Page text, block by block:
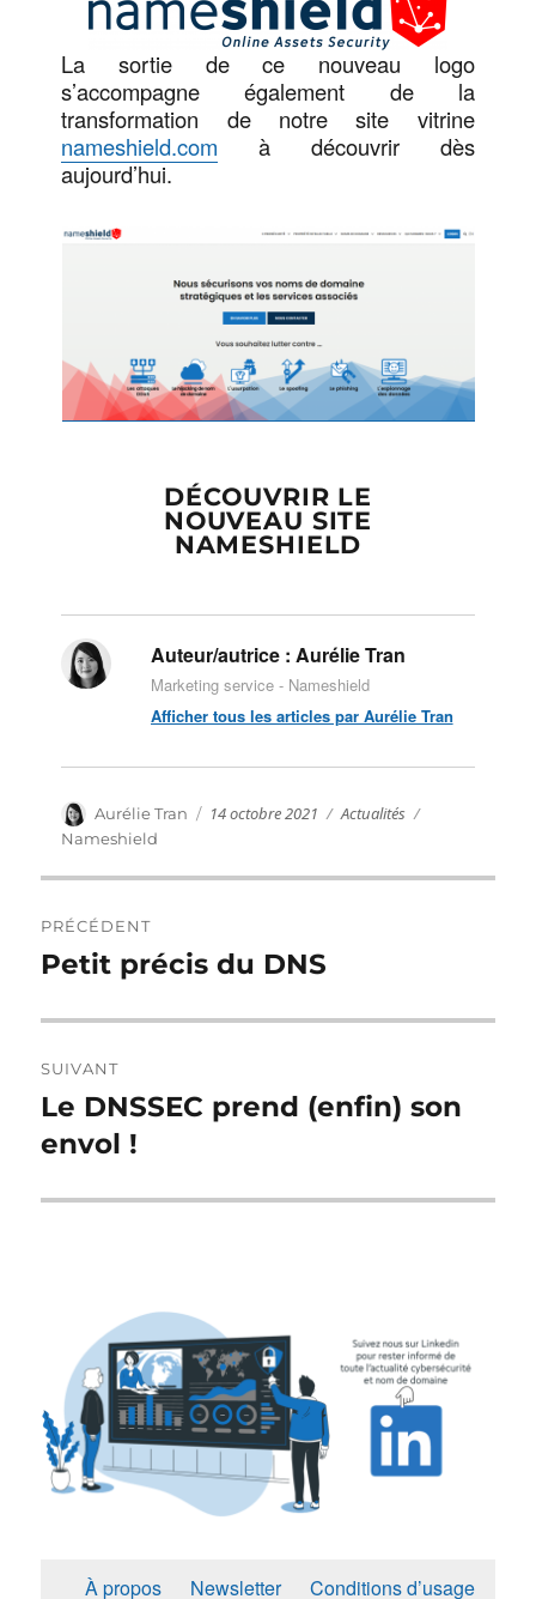
La sortie de ce nouveau logo
s’accompagne également de la
transformation de notre site vitrine
nameshield.com à découvrir dès
aujourd’hui.
DÉCOUVRIR LE
NOUVEAU SITE
NAMESHIELD
Auteur/autrice : Aurélie Tran
Marketing service - Nameshield
Afficher tous les articles par Aurélie Tran
Auteur
Aurélie Tran Publié
le
14 octobre 2021 Catégories
Actualités
Nameshield
de
PRÉCÉDENT
Publication
Petit précis du DNS
SUIVANT
Publication
suivante :
Le DNSSEC prend (enfin) son
envol !
À propos Newsletter Conditions d’usage